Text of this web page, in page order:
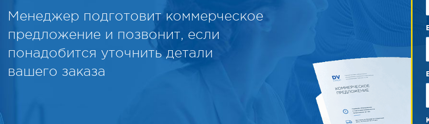
Менеджер подготовит коммерческое
предложение и позвонит, если
понадобится уточнить детали
вашего заказа